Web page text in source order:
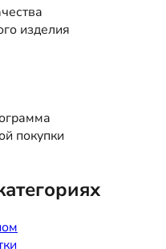
изделия
покупки